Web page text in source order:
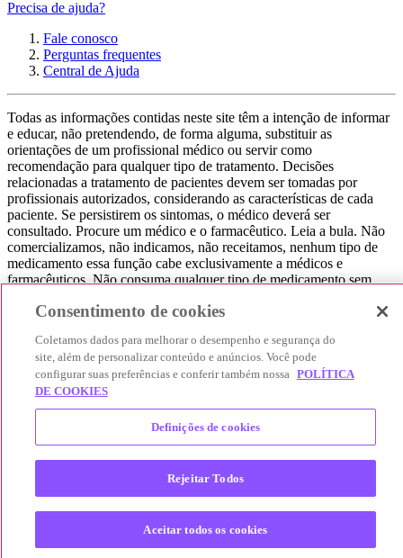
Precisa de ajuda?
Fale conosco
Perguntas frequentes
Central de Ajuda
Todas as informações contidas neste site têm a intenção de informar
e educar, não pretendendo, de forma alguma, substituir as
orientações de um profissional médico ou servir como
recomendação para qualquer tipo de tratamento. Decisões
relacionadas a tratamento de pacientes devem ser tomadas por
profissionais autorizados, considerando as características de cada
paciente. Se persistirem os sintomas, o médico deverá ser
consultado. Procure um médico e o farmacêutico. Leia a bula. Não
comercializamos, não indicamos, não receitamos, nenhum tipo de
medicamento essa função cabe exclusivamente a médicos e
farmacêuticos. Não consuma qualquer tipo de medicamento sem
não realizamos a venda de medicamentos, apenas contribuímos para
produtos farmacêuticos. Contribuímos e damos auxílio para que sua
experiência seja bem-sucedida, mas a finalização da compra
acontece nos sites das nossas lojas parceiras.
© 2025 Afya Participações S.A. - todos os direitos reservados.
Alameda Lorena, 269 - Jardim Paulista - São Paulo / SP - CEP.:
Consentimento de cookies
Coletamos dados para melhorar o desempenho e segurança do
site, além de personalizar conteúdo e anúncios. Você pode
configurar suas preferências e conferir também nossa POLÍTICA
DE COOKIES
Definições de cookies
Rejeitar Todos
Aceitar todos os cookies